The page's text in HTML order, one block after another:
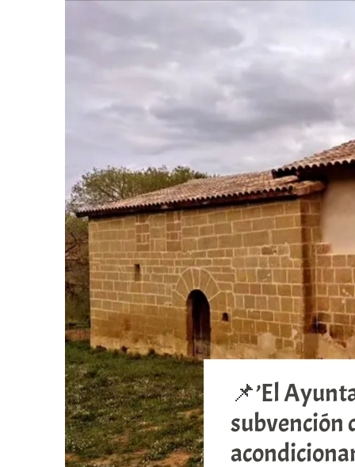
📌’El
subvención